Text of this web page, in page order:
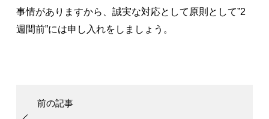
事情がありますから、誠実な対応として原則として”2
週間前”には申し入れをしましょう。